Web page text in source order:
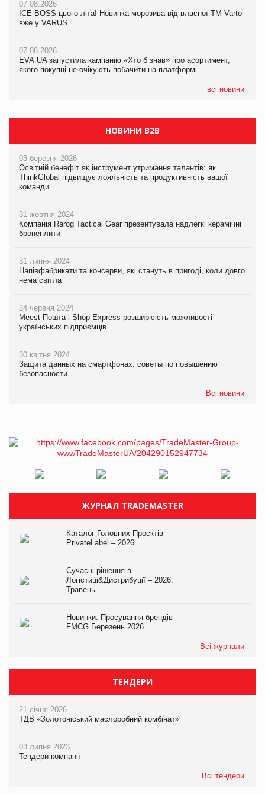
07.08.2026
ICE BOSS цього літа! Новинка морозива від власної ТМ Varto
вже у VARUS
07.08.2026
EVA.UA запустила кампанію «Хто б знав» про асортимент,
якого покупці не очікують побачити на платформі
всі новини
06.08.2026
Смачна новинка для хвостатих: у VARUS з’явилися паучі
05.08.2026
Мережа супермаркетів VARUS купує мережу магазинів
Продажі Hugo Boss впали на 9%
НОВИНИ B2B
03 березня 2026
Освітній бенефіт як інструмент утримання талантів: як
ThinkGlobal підвищує лояльність та продуктивність вашої
команди
31 жовтня 2024
Компанія Rarog Tactical Gear презентувала надлегкі керамічні
бронеплити
31 липня 2024
Напівфабрикати та консерви, які стануть в пригоді, коли довго
нема світла
24 червня 2024
Meest Пошта і Shop-Express розширюють можливості
українських підприємців
30 квітня 2024
Защита данных на смартфонах: советы по повышению
безопасности
Всі новини
ЖУРНАЛ TRADEMASTER
Каталог Головних Проєктів
PrivateLabel – 2026
Сучасні рішення в
Логістиці&Дистрибуції – 2026.
Травень
Новинки. Просування брендів
FMCG.Березень 2026
Всі журнали
ТЕНДЕРИ
21 січня 2026
ТДВ «Золотоніський маслоробний комбінат»
03 липня 2023
Тендери компанії
Всі тендери